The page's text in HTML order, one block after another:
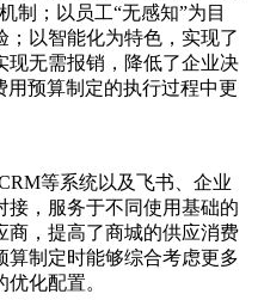
制；以员工“无感知”为目
以智能化为特色，实现了
现无需报销，降低了企业决
预算制定的执行过程中更
等系统以及飞书、企业
接，服务于不同使用基础的
商，提高了商城的供应消费
算制定时能够综合考虑更多
化配置。